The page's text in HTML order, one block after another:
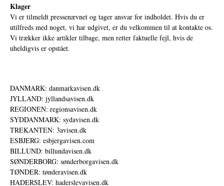
Klager
Vi er tilmeldt pressenævnet og tager ansvar for indholdet. Hvis du er
utilfreds med noget, vi har udgivet, er du velkommen til at kontakte os.
Vi trækker ikke artikler tilbage, men retter faktuelle fejl, hvis de
uheldigvis er opstået.
DANMARK: danmarkavisen.dk
JYLLAND: jyllandsavisen.dk
REGIONEN: regionsavisen.dk
SYDDANMARK: sydavisen.dk
TREKANTEN: 3avisen.dk
ESBJERG: esbjergavisen.com
BILLUND: billundavisen.dk
SØNDERBORG: sønderborgavisen.dk
TØNDER: tønderavisen.dk
HADERSLEV: haderslevavisen.dk